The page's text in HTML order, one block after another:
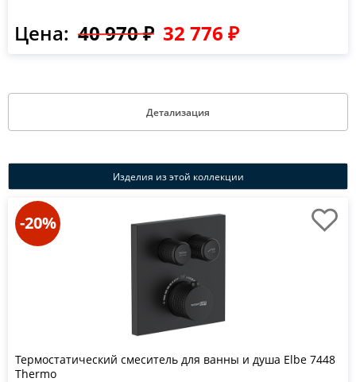
Цена: 40 970 ₽ 32 776 ₽
Детализация
Изделия из этой коллекции
-20%
Термостатический смеситель для ванны и душа Elbe 7448
Thermo